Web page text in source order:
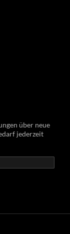
über neue
jederzeit